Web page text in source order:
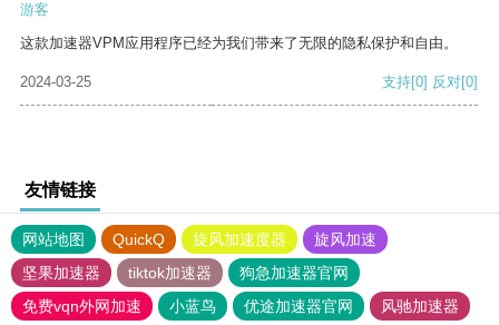
游客
这款加速器VPM应用程序已经为我们带来了无限的隐私保护和自由。
2024-03-25 支持[0] 反对[0]
友情链接
网站地图 QuickQ 旋风加速度器
旋风加速
坚果加速器
tiktok加速器
狗急加速器官网
免费vqn外网加速
小蓝鸟 优途加速器官网
风驰加速器